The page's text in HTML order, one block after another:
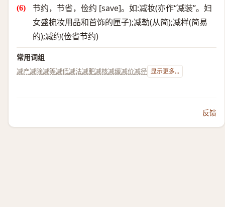
节约，节省，俭约 [save]。如:减妆(亦作“减装”。妇
女盛梳妆用品和首饰的匣子);减勒(从简);减样(简易
的);减约(俭省节约)
常用词组
减产减除减等减低减法减肥减核减缓减价减径 显示更多...
反馈